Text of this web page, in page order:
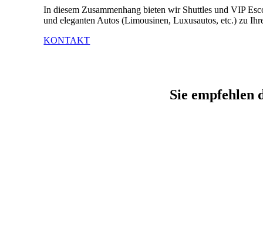
In diesem Zusammenhang bieten wir Shuttles und VIP
und eleganten Autos (Limousinen, Luxusautos, etc.) zu
KONTAKT
Sie empfehlen